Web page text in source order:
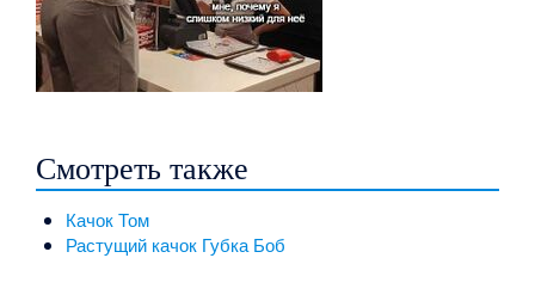
Смотреть также
Качок Том
Растущий качок Губка Боб